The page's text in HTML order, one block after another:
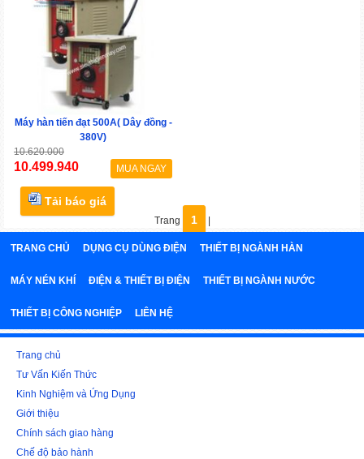
Máy hàn tiến đạt 500A( Dây đồng -
380V)
10.620.000
10.499.940 MUA NGAY
Tải báo giá
Trang 1
TRANG CHỦ DỤNG CỤ DÙNG ĐIỆN THIẾT BỊ NGÀNH HÀN
MÁY NÉN KHÍ ĐIỆN & THIẾT BỊ ĐIỆN THIẾT BỊ NGÀNH NƯỚC
THIẾT BỊ CÔNG NGHIỆP LIÊN HỆ
Trang chủ
Tư Vấn Kiến Thức
Kinh Nghiệm và Ứng Dụng
Giới thiệu
Chính sách giao hàng
Chế độ bảo hành